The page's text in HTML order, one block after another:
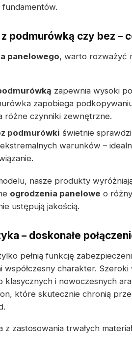
podmurówką czy bez –
panelowego, warto rozważyć
zapewnia wysoki
zapobiega
różne czynniki zewnętrzne.
podmurówki świetnie
warunków –
nasze produkty
ogrodzenia panelowe o
ustępują jakością.
– doskonałe
pełnią funkcję
współczesny charakter.
klasycznych i nowoczesnych
które skutecznie chronią
zastosowania trwałych